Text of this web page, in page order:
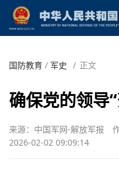
国防教育 / 军史 / 正文
确保党的领导
来源：中国军网-解放军报
2026-02-02 09:09:14